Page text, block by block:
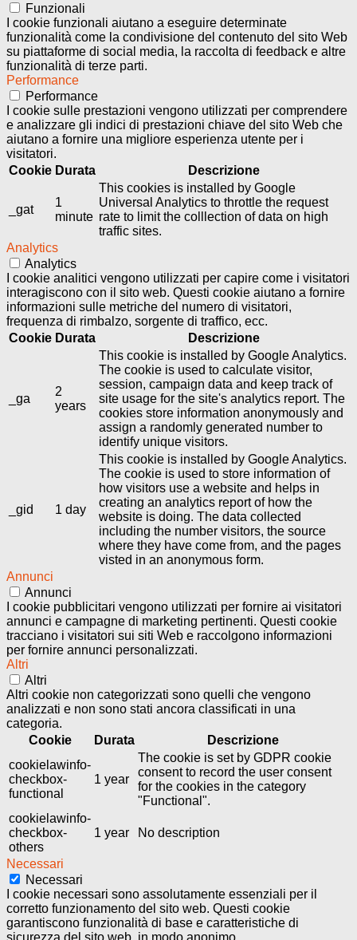
Funzionali
I cookie funzionali aiutano a eseguire determinate
funzionalità come la condivisione del contenuto del sito Web
su piattaforme di social media, la raccolta di feedback e altre
funzionalità di terze parti.
Performance
Performance
I cookie sulle prestazioni vengono utilizzati per comprendere
e analizzare gli indici di prestazioni chiave del sito Web che
aiutano a fornire una migliore esperienza utente per i
visitatori.
Cookie Durata Descrizione
_gat
1
minute
This cookies is installed by Google
Universal Analytics to throttle the request
rate to limit the colllection of data on high
traffic sites.
Analytics
Analytics
I cookie analitici vengono utilizzati per capire come i visitatori
interagiscono con il sito web. Questi cookie aiutano a fornire
informazioni sulle metriche del numero di visitatori,
frequenza di rimbalzo, sorgente di traffico, ecc.
Cookie Durata Descrizione
_ga
2
years
This cookie is installed by Google Analytics.
The cookie is used to calculate visitor,
session, campaign data and keep track of
site usage for the site's analytics report. The
cookies store information anonymously and
assign a randomly generated number to
identify unique visitors.
_gid 1 day
This cookie is installed by Google Analytics.
The cookie is used to store information of
how visitors use a website and helps in
creating an analytics report of how the
website is doing. The data collected
including the number visitors, the source
where they have come from, and the pages
visted in an anonymous form.
Annunci
Annunci
I cookie pubblicitari vengono utilizzati per fornire ai visitatori
annunci e campagne di marketing pertinenti. Questi cookie
tracciano i visitatori sui siti Web e raccolgono informazioni
per fornire annunci personalizzati.
Altri
Altri
Altri cookie non categorizzati sono quelli che vengono
analizzati e non sono stati ancora classificati in una
categoria.
Cookie
Durata
Descrizione
cookielawinfo-
checkbox-
functional
1 year
The cookie is set by GDPR cookie
consent to record the user consent
for the cookies in the category
"Functional".
cookielawinfo-
checkbox-
others
1 year No description
Necessari
Necessari
I cookie necessari sono assolutamente essenziali per il
corretto funzionamento del sito web. Questi cookie
garantiscono funzionalità di base e caratteristiche di
sicurezza del sito web, in modo anonimo.